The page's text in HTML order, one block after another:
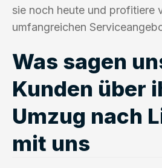
sie noch heute und profitiere
umfangreichen
Was sagen
Kunden über
Umzug nach
mit uns